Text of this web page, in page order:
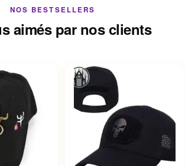
NOS BESTSELLERS
aimés par nos clients